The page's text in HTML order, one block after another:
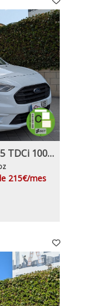
Ford Transit Connect 210 L2 1.5 TDCi 100 5 Puertas 6 Velocidades Etiqueta medioambiental C
215€/mes